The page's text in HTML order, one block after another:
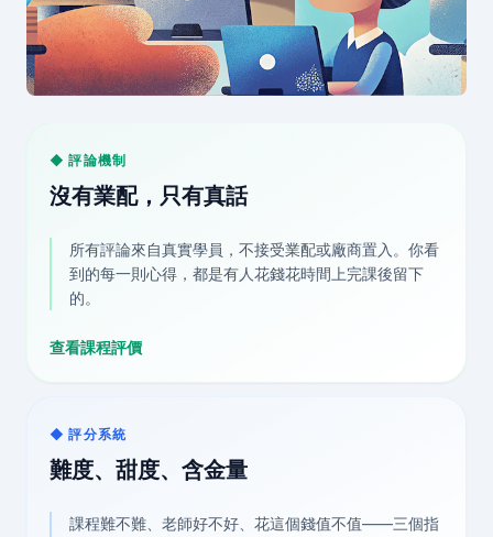
◆ 評論機制
沒有業配，只有真話
所有評論來自真實學員，不接受業配或廠商置入。你看
到的每一則心得，都是有人花錢花時間上完課後留下
的。
查看課程評價
◆ 評分系統
難度、甜度、含金量
課程難不難、老師好不好、花這個錢值不值——三個指